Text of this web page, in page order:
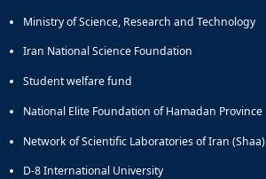
Ministry of Science, Research and Technology
Iran National Science Foundation
Student welfare fund
National Elite Foundation of Hamadan Province
Network of Scientific Laboratories of Iran (Shaa)
D-8 International University